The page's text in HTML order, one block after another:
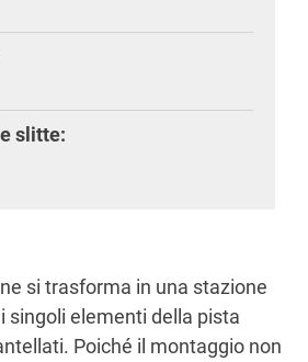
slitte:
si trasforma in una stazione
singoli elementi della pista
Poiché il montaggio non